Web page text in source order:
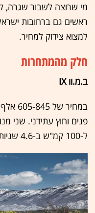
מי שרוצה לשבור שגרה,
ראשים גם ברחובות
למצוא צידוק למחיר.
חלק מהמתחרות
ב.מ.וו IX
ל-100 קמ"ש ב-4.6 שניות ומתלי אוויר מספקים נוחות טובה.